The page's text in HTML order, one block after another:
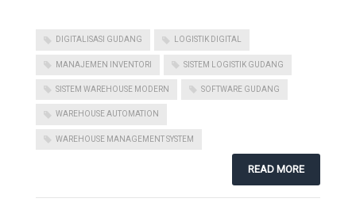
DIGITALISASI GUDANG LOGISTIK DIGITAL
MANAJEMEN INVENTORI SISTEM LOGISTIK GUDANG
SISTEM WAREHOUSE MODERN SOFTWARE GUDANG
WAREHOUSE AUTOMATION
WAREHOUSE MANAGEMENT SYSTEM
READ MORE